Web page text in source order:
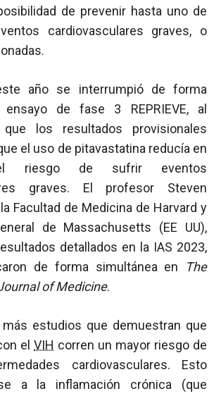
de prevenir hasta uno de
cardiovasculares graves, o
año se interrumpió de forma
de fase 3 REPRIEVE, al
que los resultados provisionales
el uso de pitavastatina reducía en
riesgo de sufrir eventos
graves. El profesor Steven
Facultad de Medicina de Harvard y
de Massachusetts (EE UU),
detallados en la IAS 2023,
de forma simultánea en
The
of Medicine.
más estudios que demuestran que
el VIH corren un mayor riesgo de
cardiovasculares. Esto
a la inflamación crónica (que